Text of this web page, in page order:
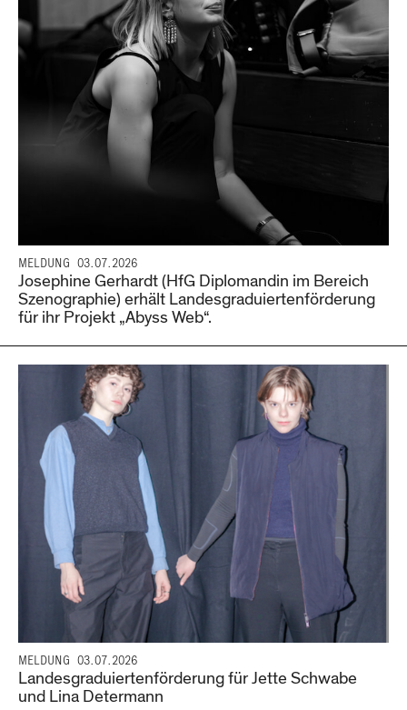
MELDUNG 03.07.2026
Josephine Gerhardt (HfG Diplomandin im Bereich
Szenographie) erhält Landesgraduiertenförderung
für ihr Projekt „Abyss Web“.
MELDUNG 03.07.2026
Landesgraduiertenförderung für Jette Schwabe
und Lina Determann